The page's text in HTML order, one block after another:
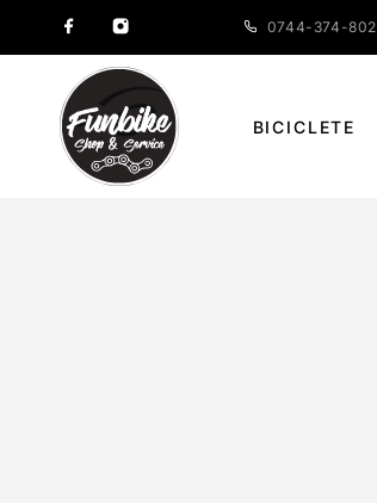
0744-374-802
BICICLETE